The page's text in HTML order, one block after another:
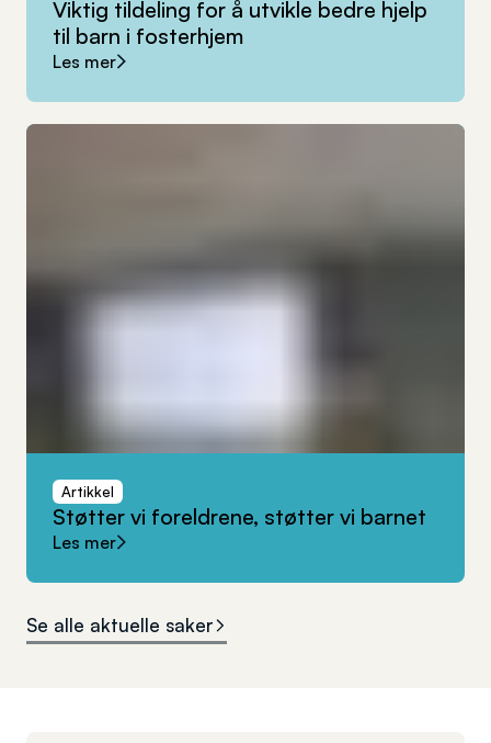
Viktig tildeling for å utvikle bedre hjelp
til barn i fosterhjem
Les mer
Artikkel
Støtter vi foreldrene, støtter vi barnet
Les mer
Se alle aktuelle saker